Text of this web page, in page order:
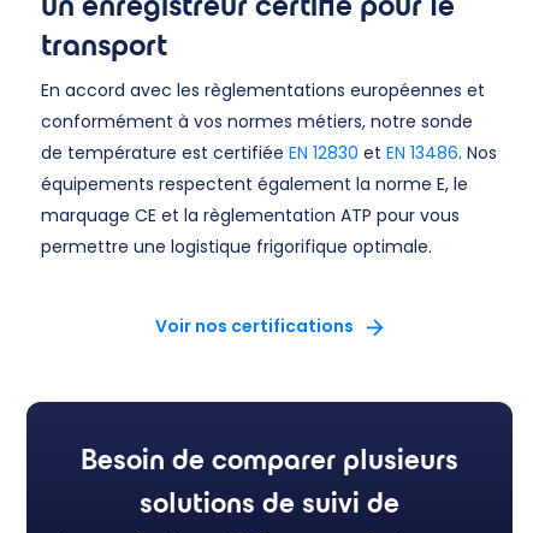
transport
En accord avec les règlementations européennes et
conformément à vos normes métiers, notre sonde
de température est certifiée EN 12830 et EN 13486. Nos
équipements respectent également la norme E, le
marquage CE et la règlementation ATP pour vous
permettre une logistique frigorifique optimale.
Voir nos certifications
Besoin de comparer plusieurs
solutions de suivi de